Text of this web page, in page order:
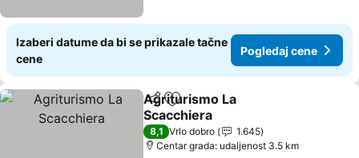
Izaberi datume da bi se prikazale tačne
cene
Pogledaj cene
Deli Dodati u favorite
Agriturismo La
Scacchiera
8,1 Vrlo dobro
1.645
Centar grada: udaljenost 3.5 km